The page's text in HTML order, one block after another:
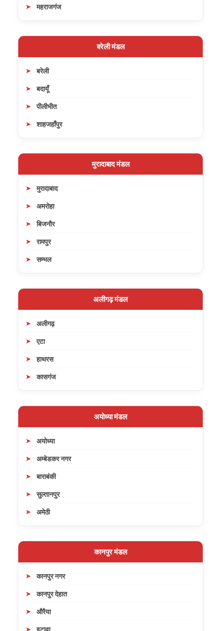
महराजगंज
बरेली मंडल
बरेली
बदायूँ
पीलीभीत
शाहजहाँपुर
मुरादाबाद मंडल
मुरादाबाद
अमरोहा
बिजनौर
रामपुर
सम्भल
अलीगढ़ मंडल
अलीगढ़
एटा
हाथरस
कासगंज
अयोध्या मंडल
अयोध्या
अम्बेडकर नगर
बाराबंकी
सुल्तानपुर
अमेठी
कानपुर मंडल
कानपुर नगर
कानपुर देहात
औरैया
इटावा